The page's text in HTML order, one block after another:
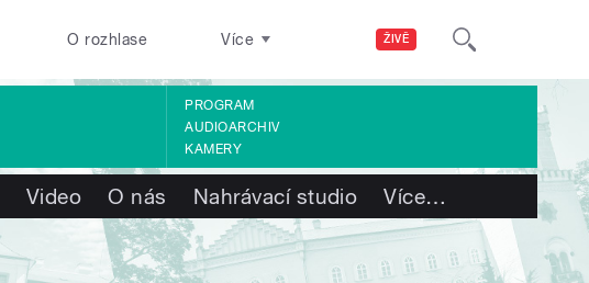
ŽIVĚ
O rozhlase Více
PROGRAM
AUDIOARCHIV
KAMERY
Video O nás Nahrávací studio Více…